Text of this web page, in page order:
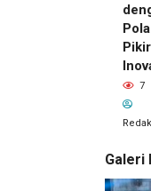
Pola
Pikir
7
Galeri